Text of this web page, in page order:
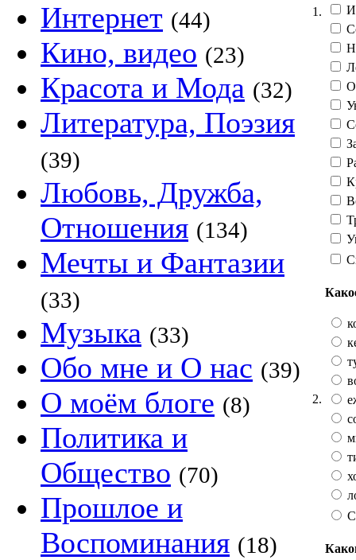
Интернет (44)
Кино, видео (23)
Красота и Мода (32)
Литература, Поэзия
(39)
Любовь, Дружба,
Отношения (134)
Мечты и Фантазии
(33)
Музыка (33)
Обо мне и О нас (39)
О моём блоге (8)
Политика и
Общество (70)
Прошлое и
Воспоминания (18)
1.
2.